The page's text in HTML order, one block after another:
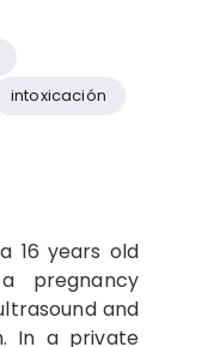
intoxicación
16 years old
pregnancy
and
In a private